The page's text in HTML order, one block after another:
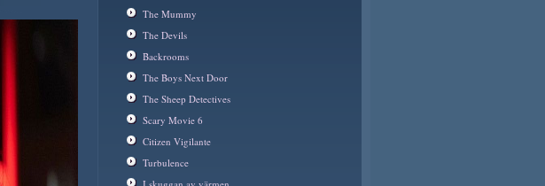
The Mummy
The Devils
Backrooms
The Boys Next Door
The Sheep Detectives
Scary Movie 6
Citizen Vigilante
Turbulence